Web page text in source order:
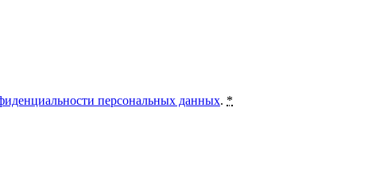
персональных данных. *